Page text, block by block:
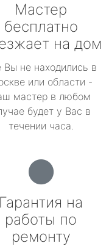
Мастер
бесплатно
на дом
Вы не находились в
или области -
мастер в любом
будет у Вас в
течении часа.
Гарантия на
работы по
ремонту